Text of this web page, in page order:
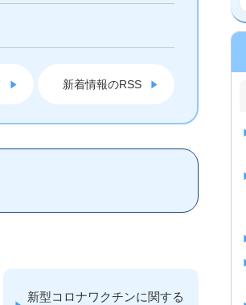
新着情報のRSS
新型コロナワクチンに関する